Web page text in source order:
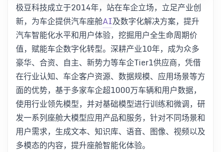
极豆科技成立于2014年，站在车企立场，立足产业创
新，为车企提供汽车座舱AI及数字化解决方案，提升
汽车智能化水平和用户体验，挖掘用户全生命周期价
值，赋能车企数字化转型。深耕产业10年，成为众多
豪华、合资、自主、新势力等车企Tier1供应商，凭借
在行业认知、车企客户资源、数据规模、应用场景等方
面的优势，基于多家车企超1000万车辆和用户数据，
使用行业领先模型，并对基础模型进行训练和微调，研
发一系列座舱大模型应用产品和服务，针对不同场景和
用户需求，生成文本、知识库、语音、图像、视频以及
多模态的内容，提升座舱智能化体验。